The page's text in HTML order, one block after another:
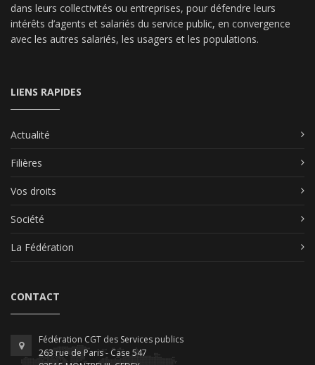
dans leurs collectivités ou entreprises, pour défendre leurs
intérêts d’agents et salariés du service public, en convergence
avec les autres salariés, les usagers et les populations.
LIENS RAPIDES
Actualité
Filières
Vos droits
Société
La Fédération
CONTACT
Fédération CGT des Services publics
263 rue de Paris - Case 547